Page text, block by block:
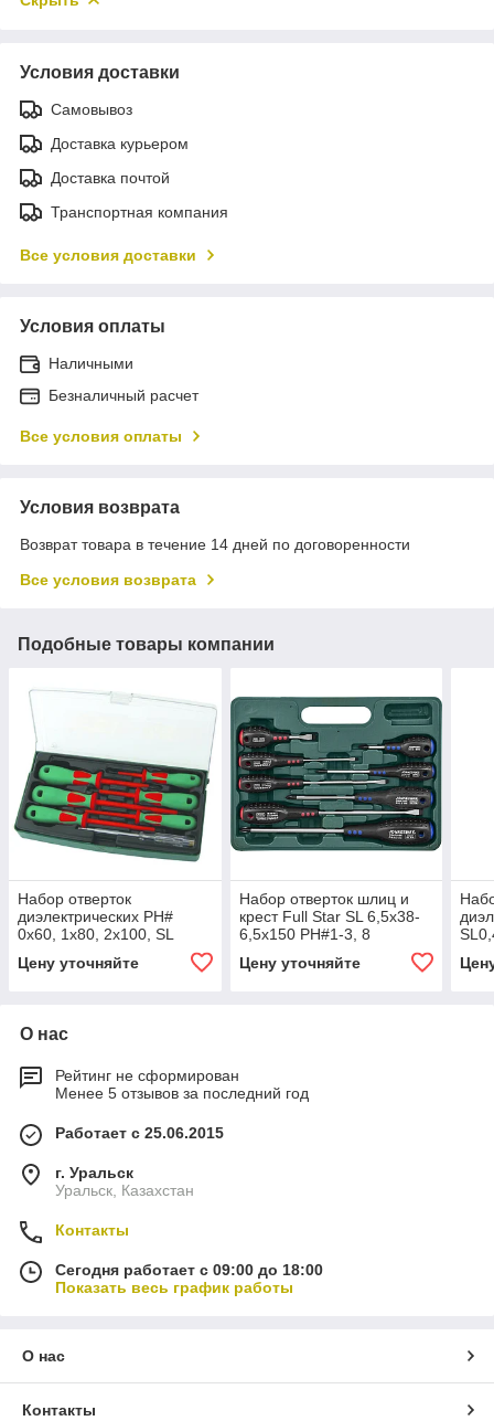
Условия доставки
Самовывоз
Доставка курьером
Доставка почтой
Транспортная компания
Все условия доставки
Условия оплаты
Наличными
Безналичный расчет
Все условия оплаты
Условия возврата
Возврат товара в течение 14 дней по договоренности
Все условия возврата
Подобные товары компании
Набор отверток
диэлектрических PH#
0х60, 1х80, 2х100, SL
4х100, 5,5х125, 6,5х150,
индикаторная отвертка
Цену уточняйте
Набор отверток шлиц и
крест Full Star SL 6,5х38-
6,5х150 PH#1-3, 8
Цену уточняйте
О нас
Рейтинг не сформирован
Менее 5 отзывов за последний год
Работает с 25.06.2015
г. Уральск
Уральск, Казахстан
Контакты
Сегодня работает с 09:00 до 18:00
Показать весь график работы
О нас
Контакты